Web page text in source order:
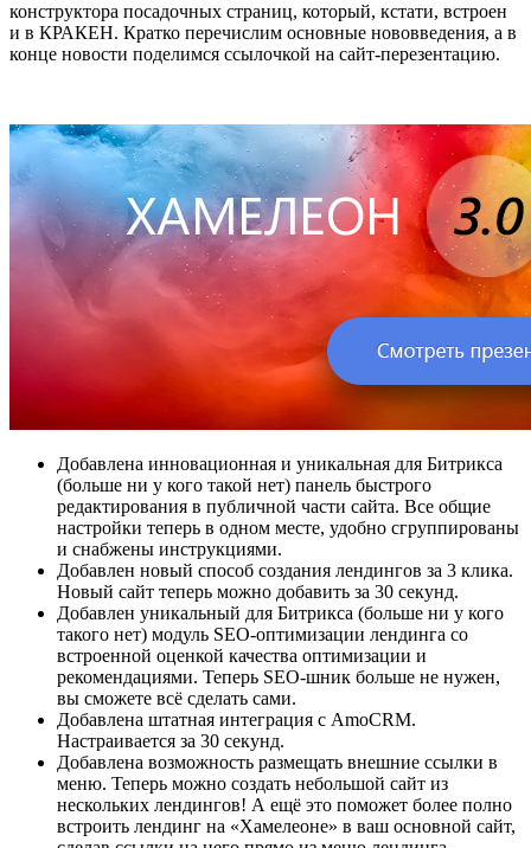
конструктора посадочных страниц, который, кстати, встроен
и в КРАКЕН. Кратко перечислим основные нововведения, а в
конце новости поделимся ссылочкой на сайт-перезентацию.
Добавлена инновационная и уникальная для Битрикса
(больше ни у кого такой нет) панель быстрого
редактирования в публичной части сайта. Все общие
настройки теперь в одном месте, удобно сгруппированы
и снабжены инструкциями.
Добавлен новый способ создания лендингов за 3 клика.
Новый сайт теперь можно добавить за 30 секунд.
Добавлен уникальный для Битрикса (больше ни у кого
такого нет) модуль SEO-оптимизации лендинга со
встроенной оценкой качества оптимизации и
рекомендациями. Теперь SEO-шник больше не нужен,
вы сможете всё сделать сами.
Добавлена штатная интеграция с AmoCRM.
Настраивается за 30 секунд.
Добавлена возможность размещать внешние ссылки в
меню. Теперь можно создать небольшой сайт из
нескольких лендингов! А ещё это поможет более полно
встроить лендинг на «Хамелеоне» в ваш основной сайт,